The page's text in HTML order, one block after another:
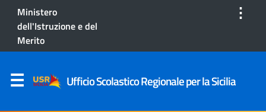
Ministero
dell'Istruzione e del
Merito
⋮
Ufficio Scolastico Regionale per la Sicilia